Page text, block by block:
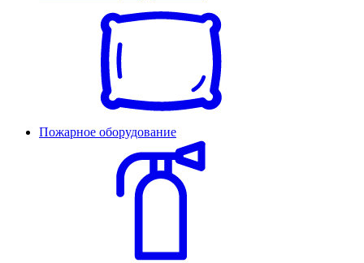
Пожарное оборудование